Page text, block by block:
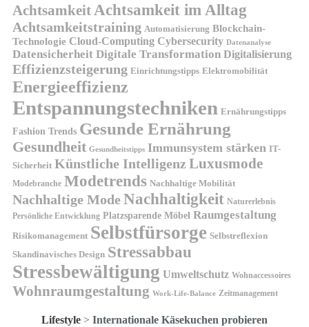
AchtsamkeitAchtsamkeit im Alltag
Achtsamkeitstraining Automatisierung Blockchain-
Technologie Cloud-Computing Cybersecurity Datenanalyse
Datensicherheit Digitale Transformation Digitalisierung
Effizienzsteigerung Einrichtungstipps Elektromobilität
Energieeffizienz
Entspannungstechniken Ernährungstipps
Fashion Trends Gesunde Ernährung
Gesundheit Gesundheitstipps Immunsystem stärken IT-
Sicherheit Künstliche IntelligenzLuxusmode
Modebranche Modetrends Nachhaltige Mobilität
Nachhaltige ModeNachhaltigkeit Naturerlebnis
Persönliche Entwicklung Platzsparende Möbel Raumgestaltung
Risikomanagement Selbstfürsorge Selbstreflexion
Skandinavisches Design Stressabbau
Stressbewältigung Umweltschutz Wohnaccessoires
Wohnraumgestaltung Work-Life-Balance Zeitmanagement
Lifestyle > Internationale Käsekuchen probieren